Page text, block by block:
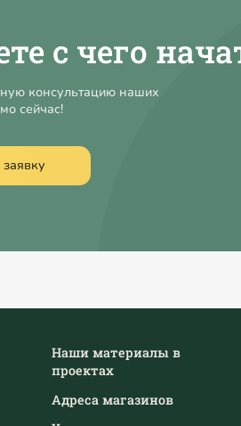
с чего
консультацию наших
сейчас!
Наши материалы в
проектах
Адреса магазинов